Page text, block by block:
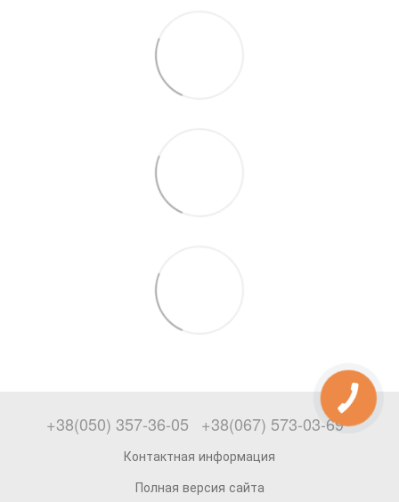
+38(050) 357-36-05 +38(067) 573-03-69
Контактная информация
Полная версия сайта